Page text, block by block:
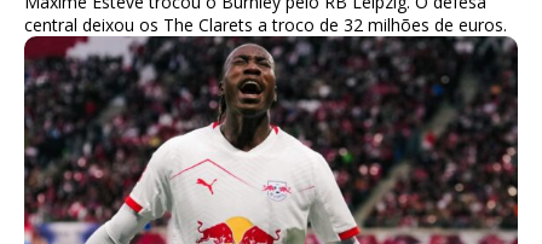
central deixou os The Clarets a troco de 32 milhões de euros.